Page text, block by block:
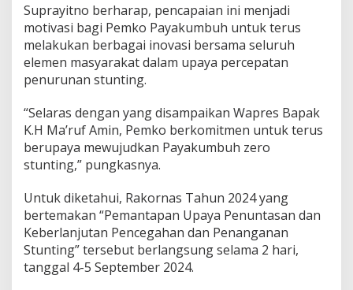
Suprayitno berharap, pencapaian ini menjadi
motivasi bagi Pemko Payakumbuh untuk terus
melakukan berbagai inovasi bersama seluruh
elemen masyarakat dalam upaya percepatan
penurunan stunting.
“Selaras dengan yang disampaikan Wapres Bapak
K.H Ma’ruf Amin, Pemko berkomitmen untuk terus
berupaya mewujudkan Payakumbuh zero
stunting,” pungkasnya.
Untuk diketahui, Rakornas Tahun 2024 yang
bertemakan “Pemantapan Upaya Penuntasan dan
Keberlanjutan Pencegahan dan Penanganan
Stunting” tersebut berlangsung selama 2 hari,
tanggal 4-5 September 2024.